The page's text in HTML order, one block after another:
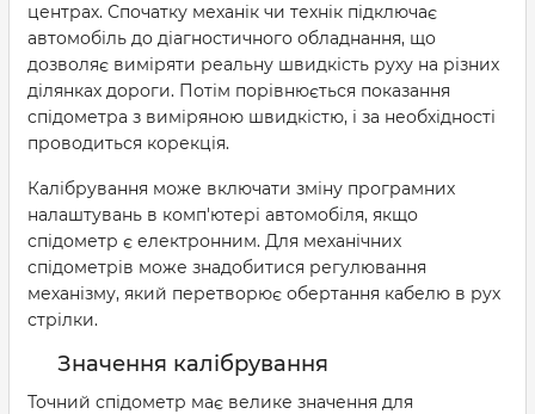
центрах. Спочатку механік чи технік підключає
автомобіль до діагностичного обладнання, що
дозволяє виміряти реальну швидкість руху на різних
ділянках дороги. Потім порівнюється показання
спідометра з виміряною швидкістю, і за необхідності
проводиться корекція.
Калібрування може включати зміну програмних
налаштувань в комп'ютері автомобіля, якщо
спідометр є електронним. Для механічних
спідометрів може знадобитися регулювання
механізму, який перетворює обертання кабелю в рух
стрілки.
Значення калібрування
Точний спідометр має велике значення для